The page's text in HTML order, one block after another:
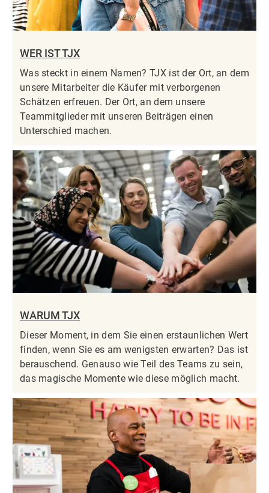
WER IST TJX
Was steckt in einem Namen? TJX ist der Ort, an dem
unsere Mitarbeiter die Käufer mit verborgenen
Schätzen erfreuen. Der Ort, an dem unsere
Teammitglieder mit unseren Beiträgen einen
Unterschied machen.
WARUM TJX
Dieser Moment, in dem Sie einen erstaunlichen Wert
finden, wenn Sie es am wenigsten erwarten? Das ist
berauschend. Genauso wie Teil des Teams zu sein,
das magische Momente wie diese möglich macht.